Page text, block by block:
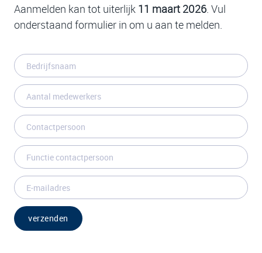
Aanmelden kan tot uiterlijk 11 maart 2026. Vul
onderstaand formulier in om u aan te melden.
verzenden